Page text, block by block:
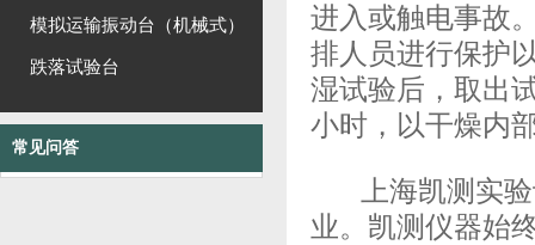
模拟运输振动台（机械式）
跌落试验台
常见问答
进入或触电事故
排人员进行保护
湿试验后，取出
小时，以干燥内
上海凯测实
业。 凯测仪器始